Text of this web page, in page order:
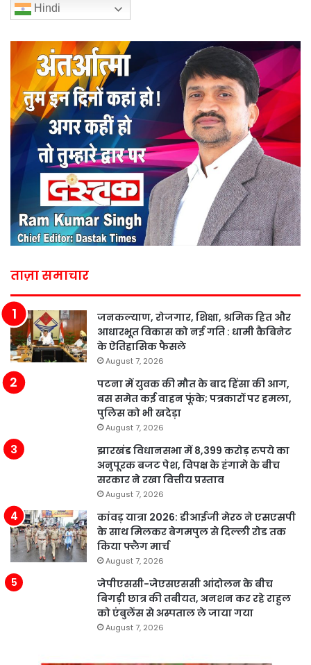
Hindi
ताज़ा समाचार
जनकल्याण, रोजगार, शिक्षा, श्रमिक हित और
आधारभूत विकास को नई गति : धामी कैबिनेट
के ऐतिहासिक फैसले
August 7, 2026
पटना में युवक की मौत के बाद हिंसा की आग,
बस समेत कई वाहन फूंके; पत्रकारों पर हमला,
पुलिस को भी खदेड़ा
August 7, 2026
झारखंड विधानसभा में 8,399 करोड़ रुपये का
अनुपूरक बजट पेश, विपक्ष के हंगामे के बीच
सरकार ने रखा वित्तीय प्रस्ताव
August 7, 2026
कांवड़ यात्रा 2026: डीआईजी मेरठ ने एसएसपी
के साथ मिलकर बेगमपुल से दिल्ली रोड तक
किया फ्लैग मार्च
August 7, 2026
जेपीएससी-जेएसएससी आंदोलन के बीच
बिगड़ी छात्र की तबीयत, अनशन कर रहे राहुल
को एंबुलेंस से अस्पताल ले जाया गया
August 7, 2026